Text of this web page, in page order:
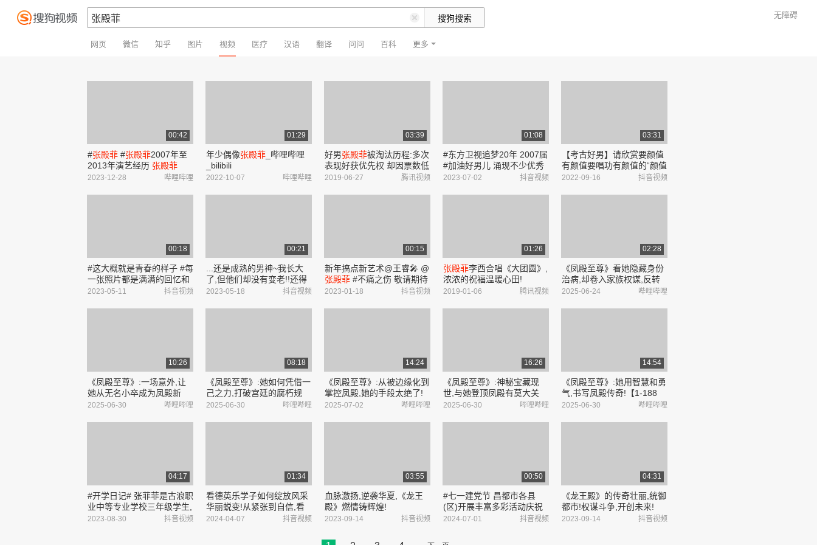
网页 微信 知乎 图片 视频 医疗 汉语 翻译 问问 百科 更多
无障碍
00:42
#张殿菲 #张殿菲2007年至
2013年演艺经历 张殿菲
2007年至2013年演艺经历_
哔哩哔哩
2023-12-28
01:29
年少偶像张殿菲 _哔哩哔哩
_bilibili
哔哩哔哩
2022-10-07
03:39
好男张殿菲被淘汰历程:多次
表现好获优先权 却因票数低
屡战屡败
腾讯视频
2019-06-27
01:08
#东方卫视追梦20年 2007届
#加油好男儿 涌现不少优秀
选手,如今活跃在影视圈的#
抖音视频
2023-07-02
03:31
【考古好男】请欣赏要颜值
有颜值要唱功有颜值的“颜值
废物”们~ #井柏然 #乔任梁
抖音视频
2022-09-16
00:18
#这大概就是青春的样子 #每
一张照片都是满满的回忆和
足迹 #加油好男儿 16号重聚
抖音视频
2023-05-11
00:21
...还是成熟的男神~我长大
了,但他们却没有变老!!还得
是我们的初代偶像啊!非常感
抖音视频
2023-05-18
00:15
新年搞点新艺术@王睿🎤 @
张殿菲 #不痛之伤 敬请期待
~ - 抖音
抖音视频
2023-01-18
01:26
张殿菲李西合唱《大团圆》,
浓浓的祝福温暖心田!
腾讯视频
2019-01-06
02:28
《凤殿至尊》看她隐藏身份
治病,却卷入家族权谋,反转
中掌控全局 ._哔哩哔哩哔哩哔哩
2025-06-24
10:26
《凤殿至尊》:一场意外,让
她从无名小卒成为凤殿新
主?【1-188 免费看全集完
哔哩哔哩
2025-06-30
08:18
《凤殿至尊》:她如何凭借一
己之力,打破宫廷的腐朽规
则?【1-188 免费看全集完
哔哩哔哩
2025-06-30
14:24
《凤殿至尊》:从被边缘化到
掌控凤殿,她的手段太绝了!
【1-188 免费看全集完整版
哔哩哔哩
2025-07-02
16:26
《凤殿至尊》:神秘宝藏现
世,与她登顶凤殿有莫大关
系?【1-188 免费看全集完
哔哩哔哩
2025-06-30
14:54
《凤殿至尊》:她用智慧和勇
气,书写凤殿传奇!【1-188
免费看全集完整版未删减大
哔哩哔哩
2025-06-30
04:17
#开学日记# 张菲菲是古浪职
业中等专业学校三年级学生,
中考失利,两年前的她带着对
抖音视频
2023-08-30
01:34
看德英乐学子如何绽放风采
华丽蜕变!从紧张到自信,看
德英乐学子如何绽放风采 #
抖音视频
2024-04-07
03:55
血脉激扬,逆袭华夏,《龙王
殿》燃情铸辉煌!
抖音视频
2023-09-14
00:50
#七一建党节 昌都市各县
(区)开展丰富多彩活动庆祝
中国共产党成立103周年(编
抖音视频
2024-07-01
04:31
《龙王殿》的传奇壮丽,统御
都市!权谋斗争,开创未来!
抖音视频
2023-09-14